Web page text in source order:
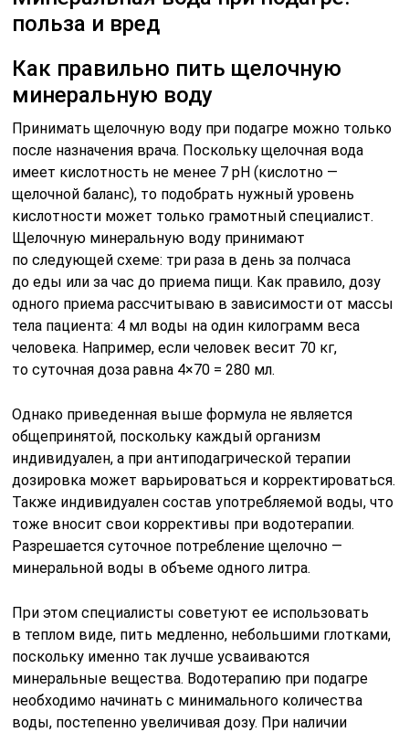
польза и вред
Как правильно пить щелочную
минеральную воду
Принимать щелочную воду при подагре можно только
после назначения врача. Поскольку щелочная вода
имеет кислотность не менее 7 рН (кислотно —
щелочной баланс), то подобрать нужный уровень
кислотности может только грамотный специалист.
Щелочную минеральную воду принимают
по следующей схеме: три раза в день за полчаса
до еды или за час до приема пищи. Как правило, дозу
одного приема рассчитываю в зависимости от массы
тела пациента: 4 мл воды на один килограмм веса
человека. Например, если человек весит 70 кг,
то суточная доза равна 4×70 = 280 мл.
Однако приведенная выше формула не является
общепринятой, поскольку каждый организм
индивидуален, а при антиподагрической терапии
дозировка может варьироваться и корректироваться.
Также индивидуален состав употребляемой воды, что
тоже вносит свои коррективы при водотерапии.
Разрешается суточное потребление щелочно —
минеральной воды в объеме одного литра.
При этом специалисты советуют ее использовать
в теплом виде, пить медленно, небольшими глотками,
поскольку именно так лучше усваиваются
минеральные вещества. Водотерапию при подагре
необходимо начинать с минимального количества
воды, постепенно увеличивая дозу. При наличии